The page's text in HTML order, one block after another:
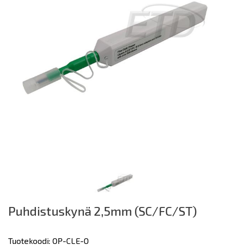
Puhdistuskynä 2,5mm (SC/FC/ST)
Tuotekoodi: OP-CLE-O